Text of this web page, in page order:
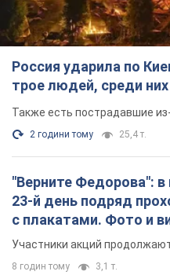
Россия ударила по
трое людей, среди
Также есть пострадавшие
2 години тому 25,4 т.
"Верните Федорова":
23-й день подряд
с плакатами. Фото и
Участники акций
8 годин тому 3,1 т.